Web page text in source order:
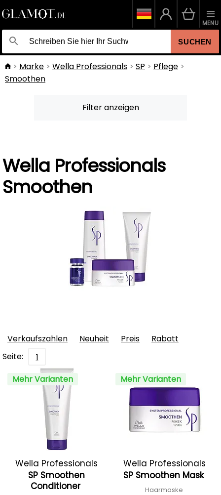
SUCHEN
MENU
Marke Wella Professionals SP
Pflege
Smoothen
Filter anzeigen
Wella Professionals
Smoothen
Verkaufszahlen Neuheit Preis
Rabatt
Seite:
1
Mehr Varianten
Wella Professionals
SP Smoothen
Conditioner
Mehr Varianten
Wella Professionals
SP Smoothen Mask
Haarmaske